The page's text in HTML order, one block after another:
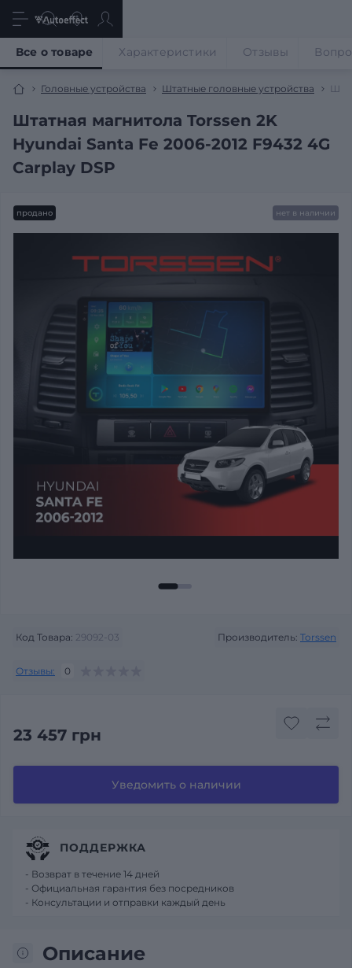
Головные устройства Штатные головные устройства
Штатная магнитола Torssen 2K
Hyundai Santa Fe 2006-2012 F9432 4G
Carplay DSP
Все о товаре Характеристики Отзывы
продано нет в наличии
Код Товара: 29092-03 Производитель: Torssen
Отзывы: 0
23 457 грн
Уведомить о наличии
Описание
ПОДДЕРЖКА
- Возврат в течение 14 дней
- Официальная гарантия без посредников
- Консультации и отправки каждый день